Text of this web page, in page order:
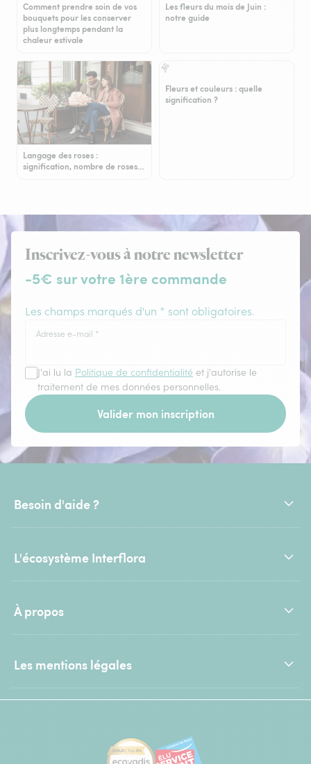
Comment prendre soin de vos
bouquets pour les conserver
plus longtemps pendant la
chaleur estivale
Les fleurs du mois de Juin :
notre guide
Langage des roses :
signification, nombre de roses…
Fleurs et couleurs : quelle
signification ?
Inscrivez-vous à notre newsletter
-5€ sur votre 1ère commande
Les champs marqués d'un * sont obligatoires.
Adresse e-mail *
J'ai lu la Politique de confidentialité et j'autorise le
traitement de mes données personnelles.
Valider mon inscription
Besoin d'aide ?
L'écosystème Interflora
À propos
Les mentions légales